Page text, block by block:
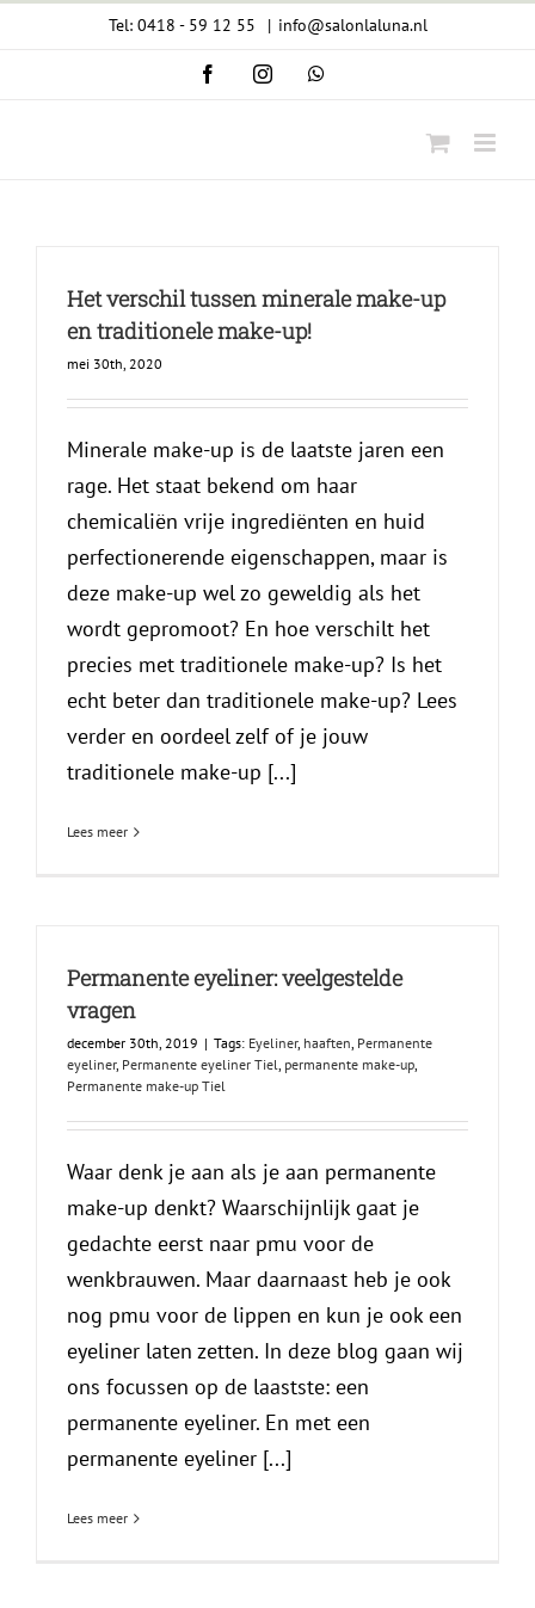
Tel: 0418 - 59 12 55 | info@salonlaluna.nl
FacebookInstagramWhatsApp
Het verschil tussen minerale make-up
en traditionele make-up!
mei 30th, 2020
Minerale make-up is de laatste jaren een
rage. Het staat bekend om haar
chemicaliën vrije ingrediënten en huid
perfectionerende eigenschappen, maar is
deze make-up wel zo geweldig als het
wordt gepromoot? En hoe verschilt het
precies met traditionele make-up? Is het
echt beter dan traditionele make-up? Lees
verder en oordeel zelf of je jouw
traditionele make-up [...]
Lees meer
Permanente eyeliner: veelgestelde
vragen
december 30th, 2019 | Tags: Eyeliner, haaften Permanente
eyeliner, Permanente eyeliner Tiel permanente make-up
Permanente make-up Tiel
Waar denk je aan als je aan permanente
make-up denkt? Waarschijnlijk gaat je
gedachte eerst naar pmu voor de
wenkbrauwen. Maar daarnaast heb je ook
nog pmu voor de lippen en kun je ook een
eyeliner laten zetten. In deze blog gaan wij
ons focussen op de laastste: een
permanente eyeliner. En met een
permanente eyeliner [...]
Lees meer